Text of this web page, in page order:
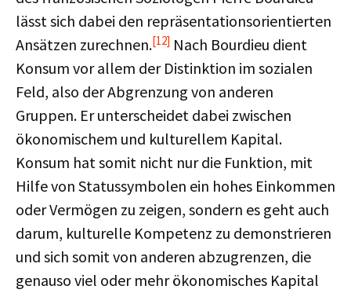
lässt sich dabei den repräsentationsorientierten
Ansätzen zurechnen.[12] Nach Bourdieu dient
Konsum vor allem der Distinktion im sozialen
Feld, also der Abgrenzung von anderen
Gruppen. Er unterscheidet dabei zwischen
ökonomischem und kulturellem Kapital.
Konsum hat somit nicht nur die Funktion, mit
Hilfe von Statussymbolen ein hohes Einkommen
oder Vermögen zu zeigen, sondern es geht auch
darum, kulturelle Kompetenz zu demonstrieren
und sich somit von anderen abzugrenzen, die
genauso viel oder mehr ökonomisches Kapital